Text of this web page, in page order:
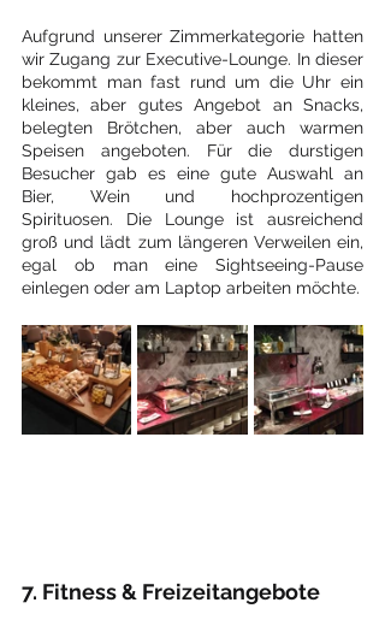
Aufgrund unserer Zimmerkategorie hatten
wir Zugang zur Executive-Lounge. In dieser
bekommt man fast rund um die Uhr ein
kleines, aber gutes Angebot an Snacks,
belegten Brötchen, aber auch warmen
Speisen angeboten. Für die durstigen
Besucher gab es eine gute Auswahl an
Bier, Wein und hochprozentigen
Spirituosen. Die Lounge ist ausreichend
groß und lädt zum längeren Verweilen ein,
egal ob man eine Sightseeing-Pause
einlegen oder am Laptop arbeiten möchte.
7. Fitness & Freizeitangebote